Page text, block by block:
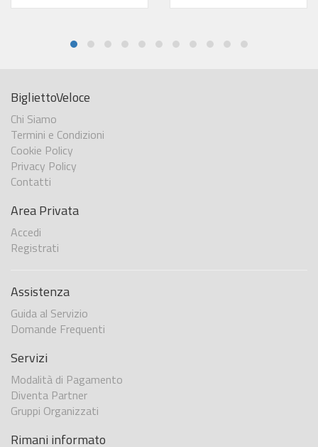
BigliettoVeloce
Chi Siamo
Termini e Condizioni
Cookie Policy
Privacy Policy
Contatti
Area Privata
Accedi
Registrati
Assistenza
Guida al Servizio
Domande Frequenti
Servizi
Modalità di Pagamento
Diventa Partner
Gruppi Organizzati
Rimani informato